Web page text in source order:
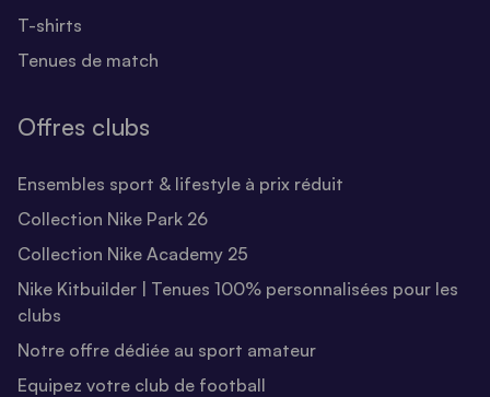
T-shirts
Tenues de match
Offres clubs
Ensembles sport & lifestyle à prix réduit
Collection Nike Park 26
Collection Nike Academy 25
Nike Kitbuilder | Tenues 100% personnalisées pour les
clubs
Notre offre dédiée au sport amateur
Equipez votre club de football